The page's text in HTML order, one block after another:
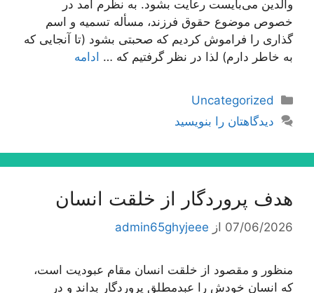
والدین می‌بایست رعایت بشود. به نظرم آمد در
خصوص موضوع حقوق فرزند، مسأله تسمیه و اسم
گذاری را فراموش كردیم كه صحبتی بشود (تا آنجایی كه
به خاطر دارم) لذا در نظر گرفتیم كه … ادامه
دسته‌ها
Uncategorized
دیدگاهتان را بنویسید
هدف پروردگار از خلقت انسان
07/06/2026 از admin65ghyjeee
منظور و مقصود از خلقت انسان مقام عبودیت است،
كه انسان خودش را عبدمطلق پروردگار بداند و در